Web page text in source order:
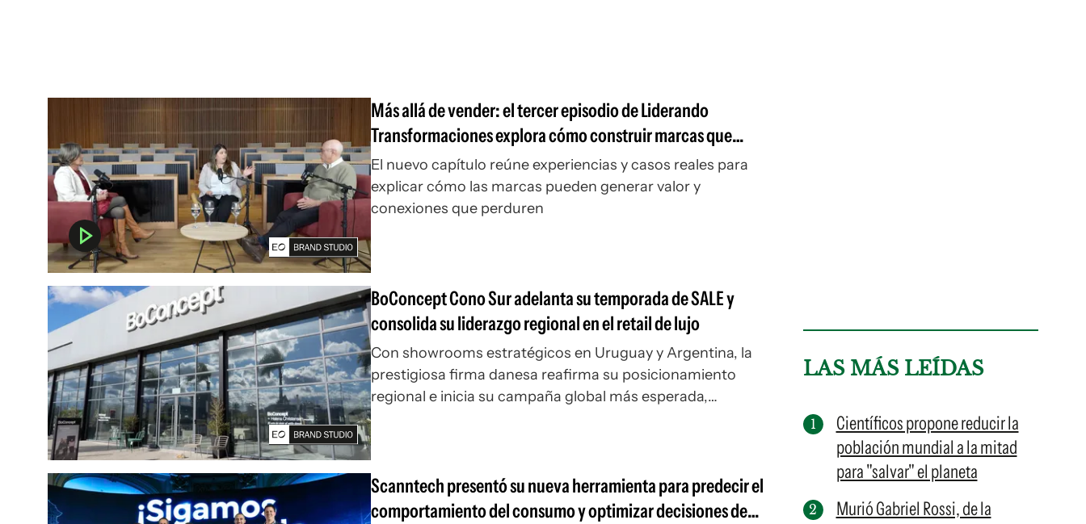
Más allá de vender: el tercer episodio de Liderando
Transformaciones explora cómo construir marcas que
perduren en el tiempo
El nuevo capítulo reúne experiencias y casos reales para
explicar cómo las marcas pueden generar valor y
conexiones que perduren
BoConcept Cono Sur adelanta su temporada de SALE y
consolida su liderazgo regional en el retail de lujo
Con showrooms estratégicos en Uruguay y Argentina, la
prestigiosa firma danesa reafirma su posicionamiento
regional e inicia su campaña global más esperada,
Scanntech presentó su nueva herramienta para predecir el
comportamiento del consumo y optimizar decisiones de
LAS MÁS LEÍDAS
Científicos propone reducir la
población mundial a la mitad
para "salvar" el planeta
Murió Gabriel Rossi, de la